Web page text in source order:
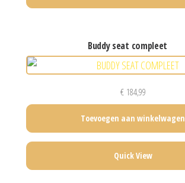
buddy seat compleet
€184,99
Toevoegen aan winkelwagen
Quick View